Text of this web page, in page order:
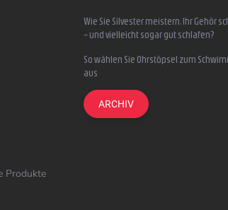
Wie Sie Silvester meistern, Ihr Gehör
– und vielleicht sogar gut schlafen?
So wählen Sie Ohrstöpsel zum
aus
ARCHIV
Produkte